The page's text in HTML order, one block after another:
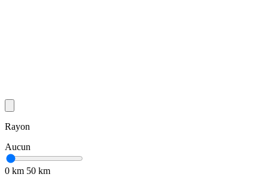
Rayon
Aucun
0 km 50 km